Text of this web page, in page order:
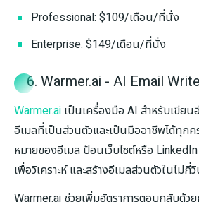
Professional: $109/เดือน/ที่นั่ง
Enterprise: $149/เดือน/ที่นั่ง
6. Warmer.ai - AI Email
Warmer.ai เป็นเครื่องมือ AI สำหรับเขีย
อีเมลที่เป็นส่วนตัวและเป็นมืออาชีพได้ทุกค
หมายของอีเมล ป้อนเว็บไซต์หรือ
เพื่อวิเคราะห์ และสร้างอีเมลส่วนตัวในไม่กี่
Warmer.ai ช่วยเพิ่มอัตราการตอบกลับด้ว